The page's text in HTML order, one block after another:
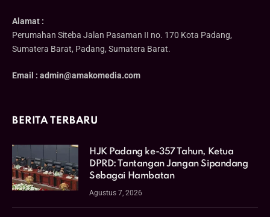
Alamat :
Perumahan Siteba Jalan Pasaman II no. 170 Kota Padang,
Sumatera Barat, Padang, Sumatera Barat.
Email : admin@amakomedia.com
BERITA TERBARU
HJK Padang ke-357 Tahun, Ketua
DPRD: Tantangan Jangan Sipandang
Sebagai Hambatan
Agustus 7, 2026